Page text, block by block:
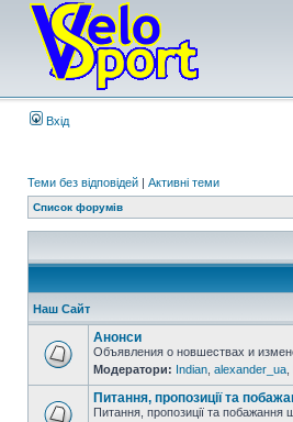
Вхід
Теми без відповідей | Активні теми
Список форумів
Наш Сайт
Анонси
Объявления о новшествах и
Модератори: Indian alexander_ua
Питання, пропозиції та
Питання, пропозиції та